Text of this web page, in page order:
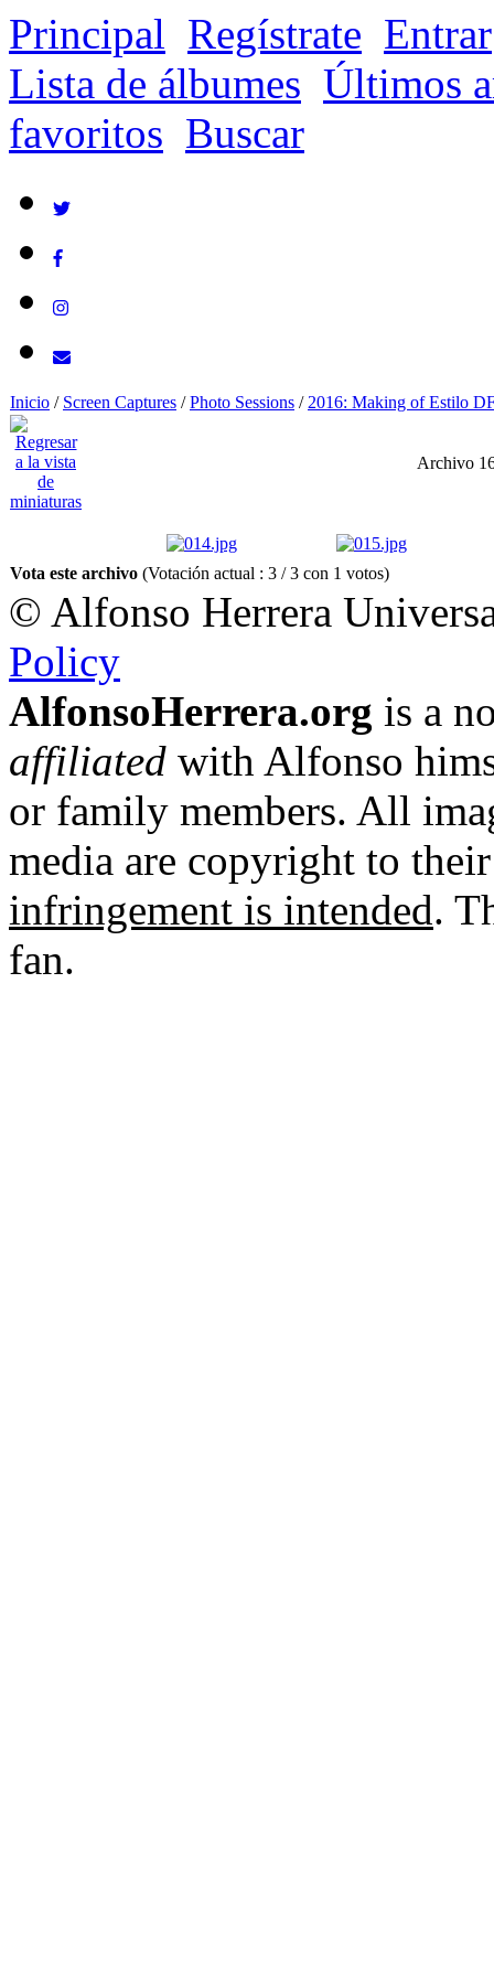
Principal Regístrate Entrar
Lista de álbumes Últimos
favoritos Buscar
Inicio / Screen Captures /Photo Sessions / 2016: Making of Estilo
Archivo
Vota este archivo (Votación actual : 3 / 3 con 1 votos)
© Alfonso Herrera
Policy
AlfonsoHerrera.org is a
affiliated with Alfonso
or family members. All
media are copyright to
infringement is intended.
fan.